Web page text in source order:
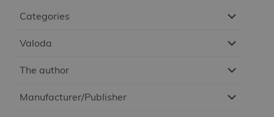
Categories
Valoda
The author
Manufacturer/Publisher